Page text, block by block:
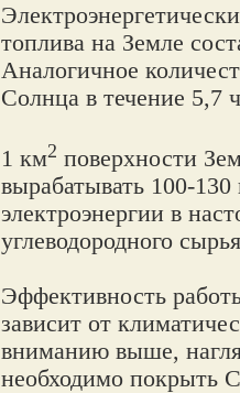
топлива на Земле
Аналогичное
Солнца в течение 5,7
1 км2 поверхности
вырабатывать 100-130
электроэнергии в
углеводородного
Эффективность
зависит от
вниманию выше,
необходимо покрыть